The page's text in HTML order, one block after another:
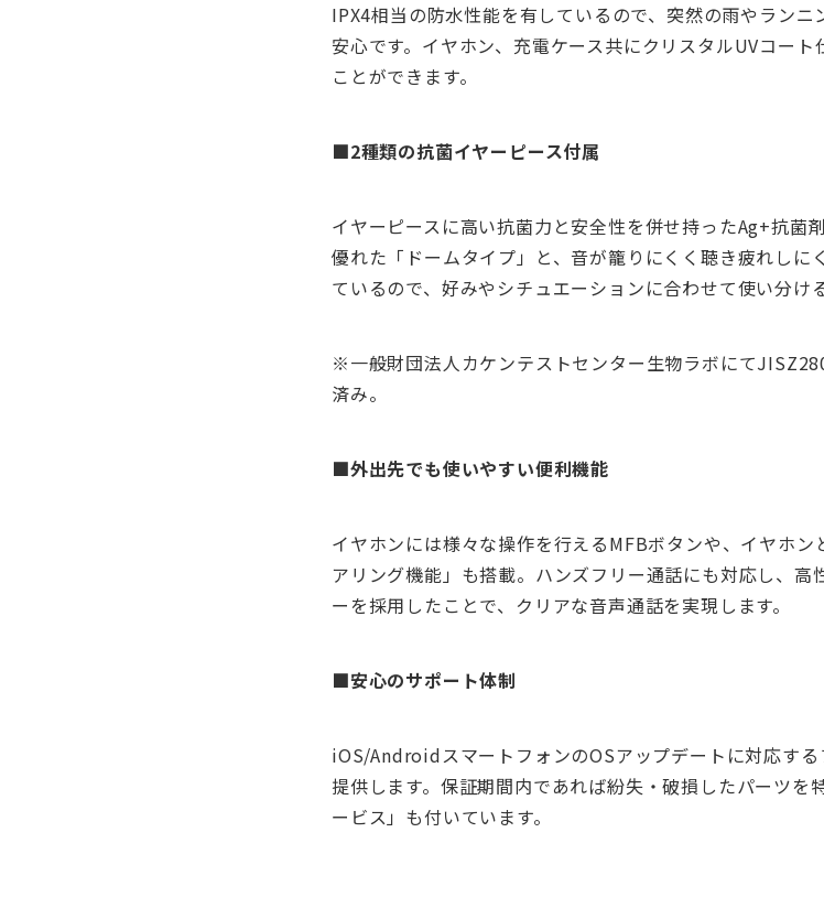
IPX4相当の防水性能を有しているので、突然の雨やラン
安心です。イヤホン、充電ケース共にクリスタルUVコー
ことができます。
■2種類の抗菌イヤーピース付属
イヤーピースに高い抗菌力と安全性を併せ持ったAg+抗
優れた「ドームタイプ」と、音が籠りにくく聴き疲れしに
ているので、好みやシチュエーションに合わせて使い分け
※一般財団法人カケンテストセンター生物ラボにて
済み。
■外出先でも使いやすい便利機能
イヤホンには様々な操作を行えるMFBボタンや、イヤホ
アリング機能」も搭載。ハンズフリー通話にも対応し、高
ーを採用したことで、クリアな音声通話を実現します。
■安心のサポート体制
iOS/AndroidスマートフォンのOSアップデートに対応す
提供します。保証期間内であれば紛失・破損したパーツを
ービス」も付いています。